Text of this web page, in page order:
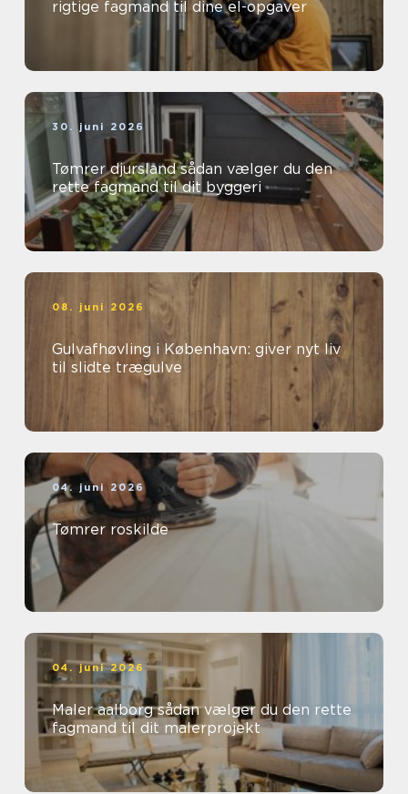
rigtige fagmand til dine el-opgaver
30. juni 2026
Tømrer djursland sådan vælger du den
rette fagmand til dit byggeri
08. juni 2026
Gulvafhøvling i København: giver nyt liv
til slidte trægulve
04. juni 2026
Tømrer roskilde
04. juni 2026
Maler aalborg sådan vælger du den rette
fagmand til dit malerprojekt